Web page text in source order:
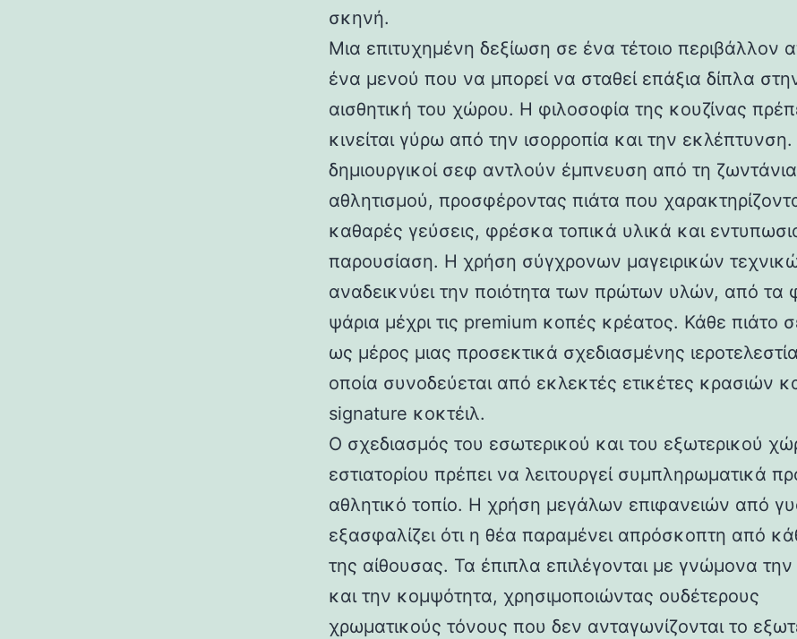
σκηνή.
Μια επιτυχημένη δεξίωση σε ένα τέτοιο περιβάλλον
ένα μενού που να μπορεί να σταθεί επάξια δίπλα
αισθητική του χώρου. Η φιλοσοφία της κουζίνας
κινείται γύρω από την ισορροπία και την εκλέπτυνση.
δημιουργικοί σεφ αντλούν έμπνευση από τη
αθλητισμού, προσφέροντας πιάτα που
καθαρές γεύσεις, φρέσκα τοπικά υλικά και
παρουσίαση. Η χρήση σύγχρονων μαγειρικών
αναδεικνύει την ποιότητα των πρώτων υλών, από τα
ψάρια μέχρι τις premium κοπές κρέατος. Κάθε πιάτο
ως μέρος μιας προσεκτικά σχεδιασμένης
οποία συνοδεύεται από εκλεκτές ετικέτες κρασιών
signature κοκτέιλ.
Ο σχεδιασμός του εσωτερικού και του εξωτερικού
εστιατορίου πρέπει να λειτουργεί συμπληρωματικά
αθλητικό τοπίο. Η χρήση μεγάλων επιφανειών από
εξασφαλίζει ότι η θέα παραμένει απρόσκοπτη από
της αίθουσας. Τα έπιπλα επιλέγονται με γνώμονα
και την κομψότητα, χρησιμοποιώντας ουδέτερους
χρωματικούς τόνους που δεν ανταγωνίζονται το